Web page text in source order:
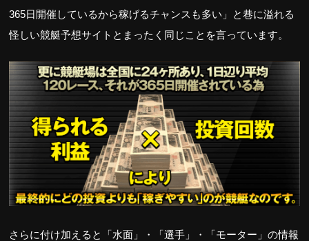
365日開催しているから稼げるチャンスも多い」と巷に溢れる
怪しい競艇予想サイトとまったく同じことを言っています。
さらに付け加えると「水面」・「選手」・「モーター」の情報